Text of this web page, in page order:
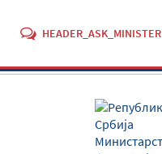
HEADER_ASK_MINISTER